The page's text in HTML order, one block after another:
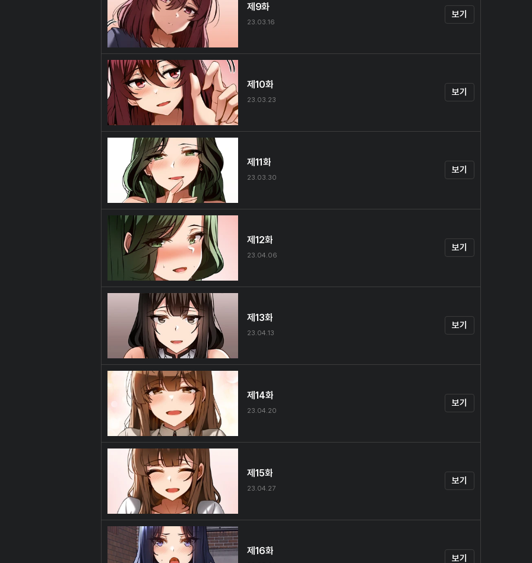
제9화
23.03.16
보기
제10화
23.03.23
보기
제11화
23.03.30
보기
제12화
23.04.06
보기
제13화
23.04.13
보기
제14화
23.04.20
보기
제15화
23.04.27
보기
제16화
보기